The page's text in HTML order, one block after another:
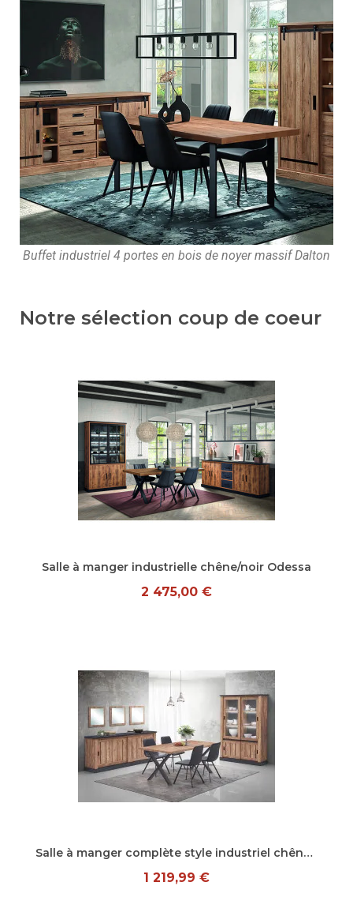
Buffet industriel 4 portes en bois de noyer massif Dalton
Notre sélection coup de coeur
Aperçu rapide
Salle à manger industrielle chêne/noir Odessa
2 475,00 €
Aperçu rapide Salle à manger complète style industriel chêne/noir Adelaide
1 219,99 €